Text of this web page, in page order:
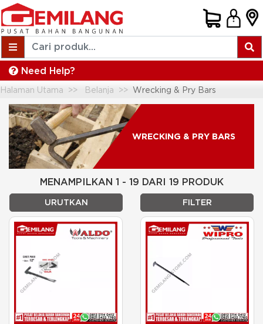
Need Help?
Halaman Utama Belanja Wrecking & Pry Bars
WRECKING & PRY BARS
MENAMPILKAN 1 - 19 DARI 19 PRODUK
URUTKAN FILTER